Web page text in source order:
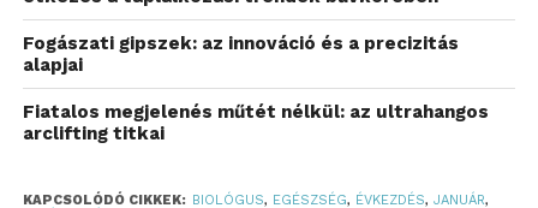
hanem alassulás,
energiatakarékosság és
befelé fordulás időszaka
kevesebb fény, hideg idő:
Fogászati gipszek: az innováció és a precizitás
alapjai
Fiatalos megjelenés műtét nélkül: az ultrahangos
arclifting titkai
KAPCSOLÓDÓ CIKKEK: BIOLÓGUS, EGÉSZSÉG, ÉVKEZDÉS, JANUÁR,